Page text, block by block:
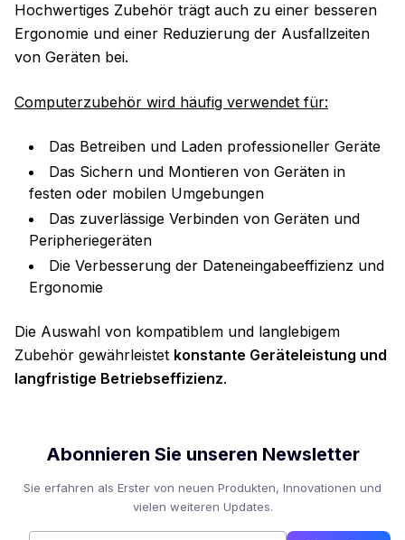
Hochwertiges Zubehör trägt auch zu einer besseren
Ergonomie und einer Reduzierung der Ausfallzeiten
von Geräten bei.
Computerzubehör wird häufig verwendet für:
Das Betreiben und Laden professioneller Geräte
Das Sichern und Montieren von Geräten in
festen oder mobilen Umgebungen
Das zuverlässige Verbinden von Geräten und
Peripheriegeräten
Die Verbesserung der Dateneingabeeffizienz und
Ergonomie
Die Auswahl von kompatiblem und langlebigem
Zubehör gewährleistet konstante Geräteleistung und
langfristige Betriebseffizienz.
Abonnieren Sie unseren Newsletter
Sie erfahren als Erster von neuen Produkten, Innovationen und
vielen weiteren Updates.